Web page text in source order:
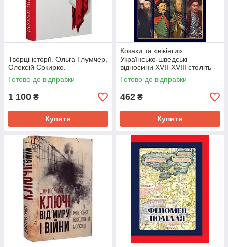
Творці історії. Ольга Глумчер,
Олексій Сокирко.
Готово до відправки
1 100 ₴
Купити
Козаки та «вікінги».
Українсько-шведські
відносини XVII-XVIII століть -
Тарас Чухліб
Готово до відправки
462 ₴
Купити